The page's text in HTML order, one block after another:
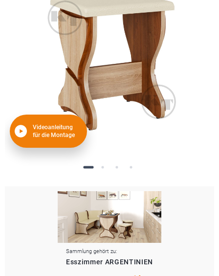
Videoanleitung
für die Montage
Sammlung gehört zu:
Esszimmer ARGENTINIEN